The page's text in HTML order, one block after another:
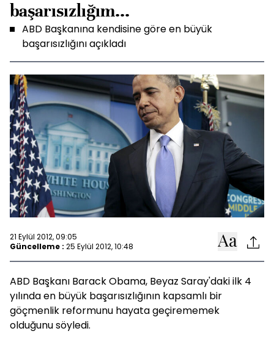
başarısızlığım...
ABD Başkanına kendisine göre en büyük
başarısızlığını açıkladı
21 Eylül 2012, 09:05
Güncelleme : 25 Eylül 2012, 10:48
ABD Başkanı Barack Obama, Beyaz Saray'daki ilk 4
yılında en büyük başarısızlığının kapsamlı bir
göçmenlik reformunu hayata geçirememek
olduğunu söyledi.